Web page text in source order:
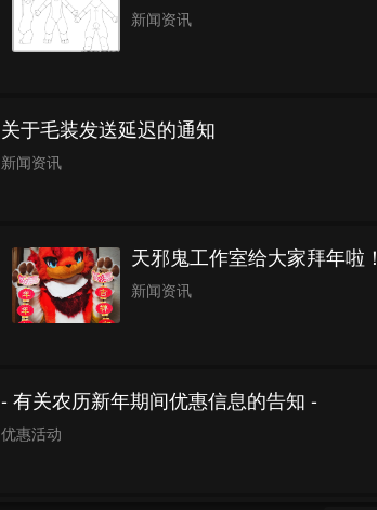
新闻资讯
关于毛装发送延迟的通知
新闻资讯
天邪鬼工作室给大家拜年啦！
新闻资讯
- 有关农历新年期间优惠信息的告知 -
优惠活动